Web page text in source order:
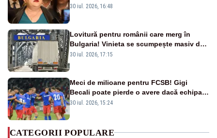
un accident rutier
30 iul. 2026, 16:48
Lovitură pentru românii care merg în
Bulgaria! Vinieta se scumpește masiv de
la 1 august
30 iul. 2026, 17:15
Meci de milioane pentru FCSB! Gigi
Becali poate pierde o avere dacă echipa
este eliminată de FK Auda
30 iul. 2026, 15:24
CATEGORII POPULARE